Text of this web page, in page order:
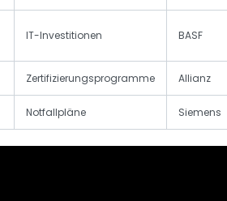
IT-Investitionen BASF
Zertifizierungsprogramme Allianz
Notfallpläne Siemens